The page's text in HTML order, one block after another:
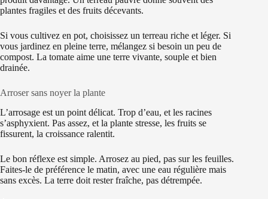
plantes fragiles et des fruits décevants.
Si vous cultivez en pot, choisissez un terreau riche et léger. Si
vous jardinez en pleine terre, mélangez si besoin un peu de
compost. La tomate aime une terre vivante, souple et bien
drainée.
Arroser sans noyer la plante
L’arrosage est un point délicat. Trop d’eau, et les racines
s’asphyxient. Pas assez, et la plante stresse, les fruits se
fissurent, la croissance ralentit.
Le bon réflexe est simple. Arrosez au pied, pas sur les feuilles.
Faites-le de préférence le matin, avec une eau régulière mais
sans excès. La terre doit rester fraîche, pas détrempée.